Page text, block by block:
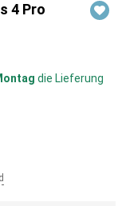
4 Pro
die Lieferung